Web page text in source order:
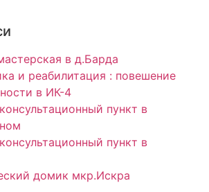
в д.Барда
и реабилитация : повешение
в ИК-4
пункт в
пункт в
домик мкр.Искра